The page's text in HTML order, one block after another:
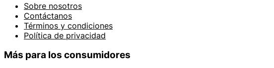
Sobre nosotros
Contáctanos
Términos y condiciones
Política de privacidad
Más para los consumidores